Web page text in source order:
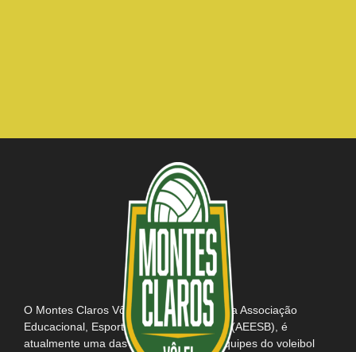
O Montes Claros Vôlei, em parceria com a Associação
Educacional, Esportiva e Social do Brasil (AEESB), é
atualmente uma das mais tradicionais equipes do voleibol